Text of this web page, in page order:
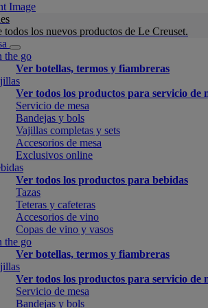
todos los nuevos productos de Le Creuset.
the go
Ver botellas, termos y fiambreras
Ver todos los productos para servicio de
Servicio de mesa
Bandejas y bols
Vajillas completas y sets
Accesorios de mesa
Exclusivos online
Ver todos los productos para bebidas
Tazas
Teteras y cafeteras
Accesorios de vino
Copas de vino y vasos
the go
Ver botellas, termos y fiambreras
Ver todos los productos para servicio de
Servicio de mesa
Bandejas y bols